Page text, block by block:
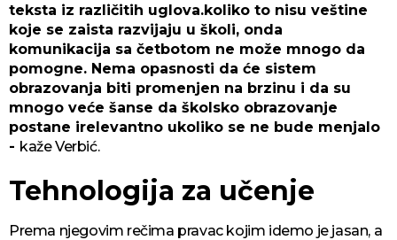
teksta iz različitih uglova.koliko to nisu veštine
koje se zaista razvijaju u školi, onda
komunikacija sa četbotom ne može mnogo da
pomogne. Nema opasnosti da će sistem
obrazovanja biti promenjen na brzinu i da su
mnogo veće šanse da školsko obrazovanje
postane irelevantno ukoliko se ne bude menjalo
- kaže Verbić.
Tehnologija za učenje
Prema njegovim rečima pravac kojim idemo je jasan, a